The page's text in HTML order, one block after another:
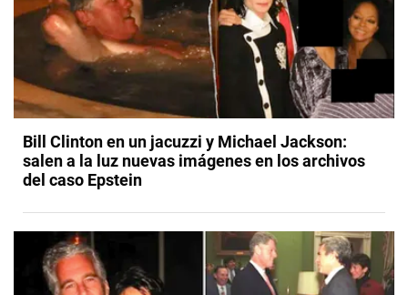
Bill Clinton en un jacuzzi y Michael Jackson:
salen a la luz nuevas imágenes en los archivos
del caso Epstein